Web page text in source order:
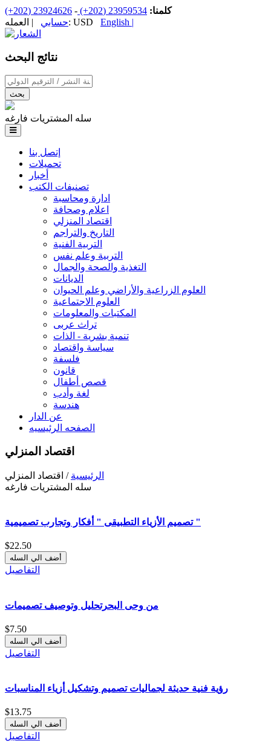
كلمنا: 23959534 (202+)
-
23924626 (202+)
حسابي| العمله: USD English |
نتائج البحث
‏اسم الكتاب / اسم الناشر / سنة النشر / الترقيم الدولي ‏
سله المشتريات فارغه
إتصل بنا
تحميلات
أخبار
تصنيفات الكتب
ادارة ومحاسبة
اعلام وصحافة
اقتصاد المنزلي
التاريخ والتراجم
التربية الفنية
التربية وعلم نفس
التغذية والصحة والجمال
الديانات
العلوم الزراعية والأراضي وعلم الحيوان
العلوم الاجتماعية
المكتبات والمعلومات
تراث عربى
تنمية بشرية - الذات
سياسة واقتصاد
فلسفة
قانون
قصص أطفال
لغة وأدب
هندسة
عن الدار
الصفحه الرئيسيه
اقتصاد المنزلي
الرئيسية / اقتصاد المنزلي
سله المشتريات فارغه
تصميم الأزياء التطبيقى " أفكار وتجارب تصميمية "
$22.50
التفاصيل
من وحى البحرتحليل وتوصيف تصميمات
$7.50
التفاصيل
رؤية فنية حديثة لجماليات تصميم وتشكيل أزياء المناسبات
$13.75
التفاصيل